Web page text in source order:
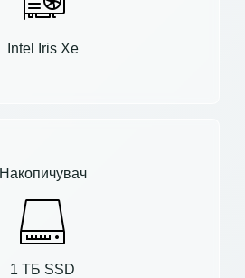
Intel Iris Xe
Накопичувач
1 ТБ SSD